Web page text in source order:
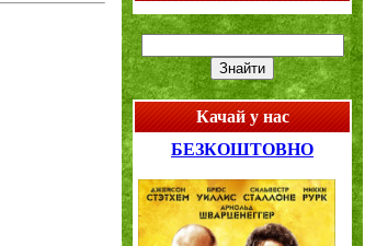
Качай у нас
БЕЗКОШТОВНО